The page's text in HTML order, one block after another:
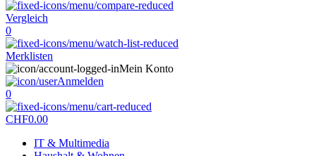
Vergleich
0
Merklisten
Mein Konto
Anmelden
0
CHF0.00
IT & Multimedia